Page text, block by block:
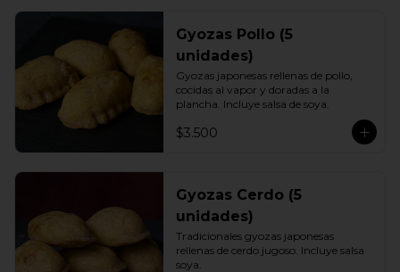
Gyozas Pollo (5
unidades)
Gyozas japonesas rellenas de pollo,
cocidas al vapor y doradas a la
plancha. Incluye salsa de soya.
$3.500
Gyozas Cerdo (5
unidades)
Tradicionales gyozas japonesas
rellenas de cerdo jugoso. Incluye salsa
soya.